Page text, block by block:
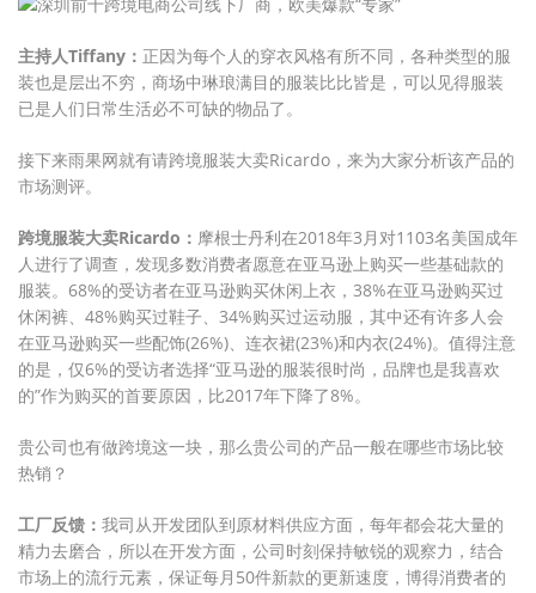
主持人Tiffany： 正因为每个人的穿衣风格有所不同，各种类型的服
装也是层出不穷，商场中琳琅满目的服装比比皆是，可以见得服装
已是人们日常生活必不可缺的物品了。
接下来雨果网就有请跨境服装大卖Ricardo，来为大家分析该产品的
市场测评。
跨境服装大卖Ricardo： 摩根士丹利在2018年3月对1103名美国成年
人进行了调查，发现多数消费者愿意在亚马逊上购买一些基础款的
服装。68%的受访者在亚马逊购买休闲上衣，38%在亚马逊购买过
休闲裤、48%购买过鞋子、34%购买过运动服，其中还有许多人会
在亚马逊购买一些配饰(26%)、连衣裙(23%)和内衣(24%)。值得注意
的是，仅6%的受访者选择“亚马逊的服装很时尚，品牌也是我喜欢
的”作为购买的首要原因，比2017年下降了8%。
贵公司也有做跨境这一块，那么贵公司的产品一般在哪些市场比较
热销？
工厂反馈： 我司从开发团队到原材料供应方面，每年都会花大量的
精力去磨合，所以在开发方面，公司时刻保持敏锐的观察力，结合
市场上的流行元素，保证每月50件新款的更新速度，博得消费者的